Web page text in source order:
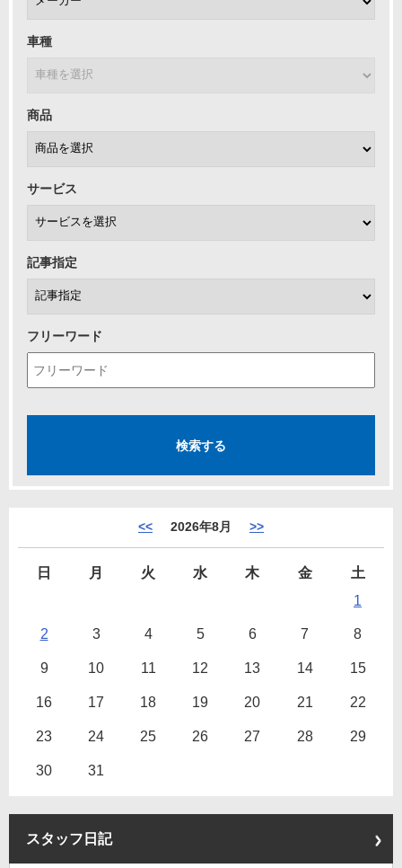
車種
商品
サービス
記事指定
フリーワード
<< 2026年8月 >>
日 月 火 水 木 金
土
1
2 3 4 5 6 7 8
9 10 11 12 13 14 15
16 17 18 19 20 21 22
23 24 25 26 27 28 29
30 31
スタッフ日記